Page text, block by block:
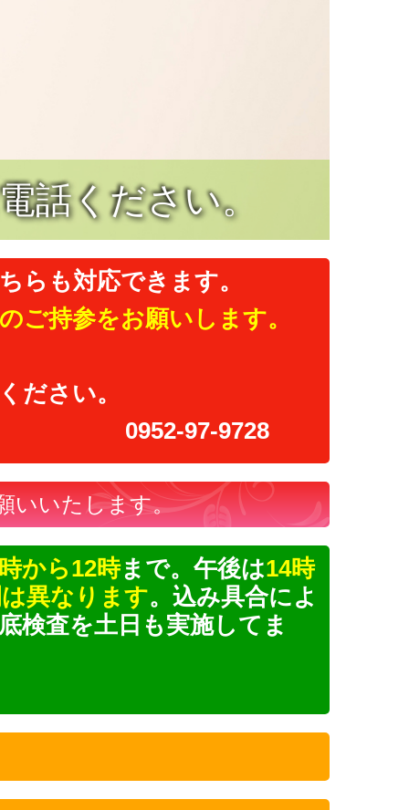
話ください。
らも対応できます。
ご持参をお願いします。
ださい。
いいたします。
から12時まで。午後は14時
異なります。込み具合によ
検査を土日も実施してま